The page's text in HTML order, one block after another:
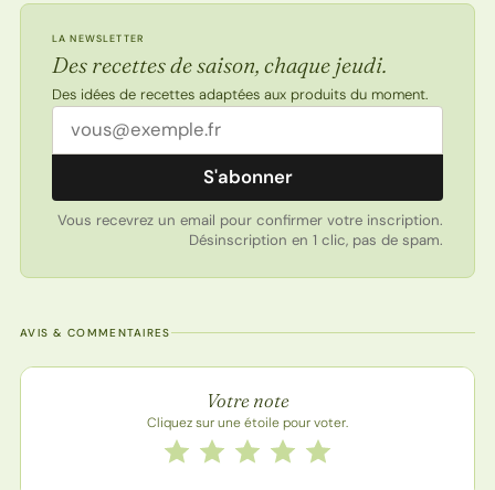
LA NEWSLETTER
Des recettes de saison, chaque jeudi.
Des idées de recettes adaptées aux produits du moment.
Adresse email
S'abonner
Vous recevrez un email pour confirmer votre inscription.
Désinscription en 1 clic, pas de spam.
AVIS & COMMENTAIRES
Note de la recette
Votre note
Cliquez sur une étoile pour voter.
Notez cette recette de 1 à 5 étoiles
5 étoiles
4 étoiles
3 étoiles
2 étoiles
1 étoile